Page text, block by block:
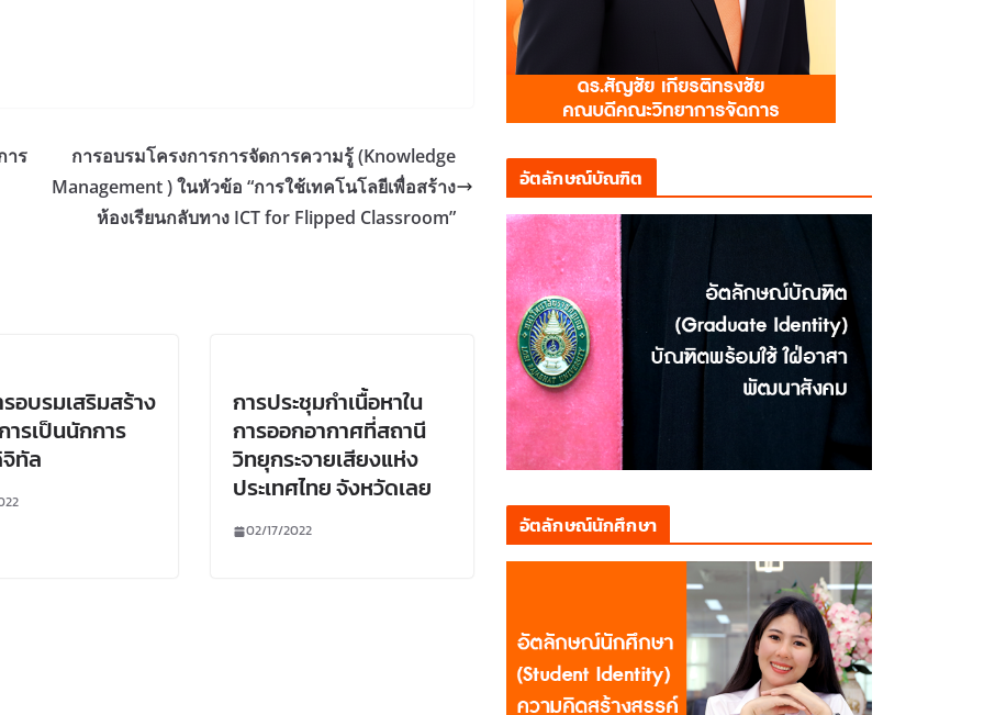
าร
การอบรมโครงการการจัดการความรู้ (Knowledge
Management ) ในหัวข้อ “การใช้เทคโนโลยีเพื่อสร้าง
ห้องเรียนกลับทาง ICT for Flipped Classroom”
อบรมเสริมสร้าง
ารเป็นนักการ
ทัล
การประชุมกำเนื้อหาใน
การออกอากาศที่สถานี
วิทยุกระจายเสียงแห่ง
ประเทศไทย จังหวัดเลย
02/17/2022
อัตลักษณ์บัณฑิต
อัตลักษณ์นักศึกษา